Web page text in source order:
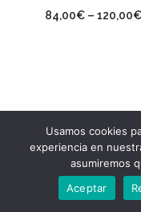
84,00€ –120,00€
Usamos cookies
experiencia en
asumiremos
Aceptar